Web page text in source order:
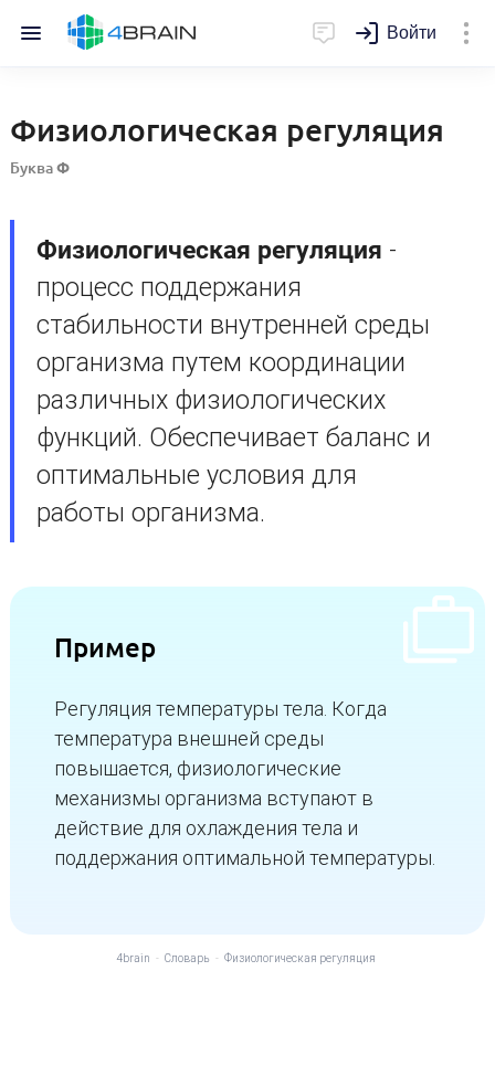
Войти
Физиологическая регуляция
БукваФ
Физиологическая регуляция -
процесс поддержания
стабильности внутренней среды
организма путем координации
различных физиологических
функций. Обеспечивает баланс и
оптимальные условия для
работы организма.
Пример
Регуляция температуры тела. Когда
температура внешней среды
повышается, физиологические
механизмы организма вступают в
действие для охлаждения тела и
поддержания оптимальной температуры.
4brain - Словарь - Физиологическая регуляция